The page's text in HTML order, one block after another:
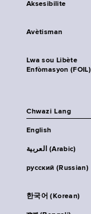
Aksesibilite
Avètisman
Lwa sou Libète
Enfòmasyon (FOIL)
Chwazi Lang
English
العربية (Arabic)
русский (Russian)
한국어 (Korean)